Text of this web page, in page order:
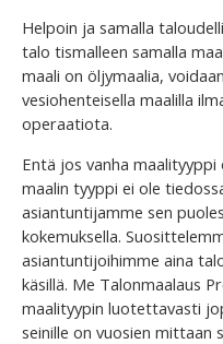
Helpoin ja samalla
talo tismalleen samalla
maali on öljymaalia,
vesiohenteisella maalilla
operaatiota.
Entä jos vanha maalityyppi
maalin tyyppi ei ole
asiantuntijamme sen
kokemuksella.
asiantuntijoihimme aina
käsillä. Me Talonmaalaus
maalityypin luotettavasti
seinille on vuosien mittaan